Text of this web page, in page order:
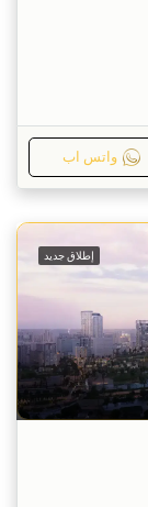
واتس اب
إطلاق جديد